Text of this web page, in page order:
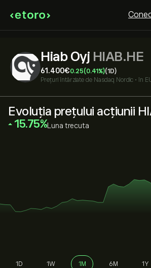
Hiab Oyj HIAB.HE
61.400‎€‎0.25(0.41%)(1D)
Prețuri întârziate de Nasdaq Nordic • în
Evoluția prețului acțiunii
‎15.75‎ Luna trecuta
1D 1W 1M 6M 1Y